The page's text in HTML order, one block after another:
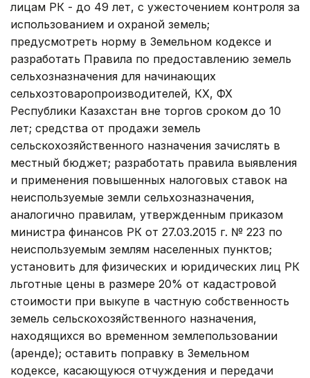
лицам РК - до 49 лет, с ужесточением контроля за
использованием и охраной земель;
предусмотреть норму в Земельном кодексе и
разработать Правила по предоставлению земель
сельхозназначения для начинающих
сельхозтоваропроизводителей, КХ, ФХ
Республики Казахстан вне торгов сроком до 10
лет; средства от продажи земель
сельскохозяйственного назначения зачислять в
местный бюджет; разработать правила выявле­ния
и применения повышенных налоговых ставок на
неиспользуемые земли сельхозназначения,
аналогично правилам, утвержденным приказом
министра финансов РК от 27.03.2015 г. № 223 по
неиспользуемым землям населенных пунктов;
установить для физических и юридических лиц РК
льготные цены в размере 20% от кадастровой
стоимости при выкупе в частную собственность
земель сельскохозяйственного назначения,
находящихся во временном земле­пользовании
(аренде); оставить поправку в Земельном
кодексе, касающуюся отчуждения и передачи